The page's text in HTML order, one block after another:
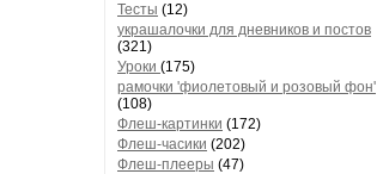
Тесты (12)
украшалочки для дневников и постов
(321)
Уроки (175)
рамочки 'фиолетовый и розовый фон'
(108)
Флеш-картинки (172)
Флеш-часики (202)
Флеш-плееры (47)